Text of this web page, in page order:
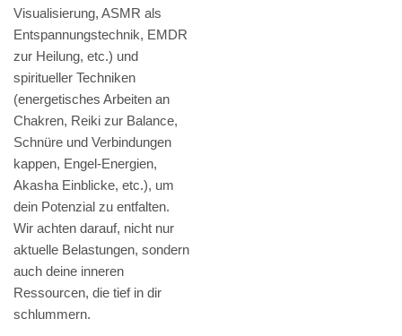
Visualisierung, ASMR als
Entspannungstechnik, EMDR
zur Heilung, etc.) und
spiritueller Techniken
(energetisches Arbeiten an
Chakren, Reiki zur Balance,
Schnüre und Verbindungen
kappen, Engel-Energien,
Akasha Einblicke, etc.), um
dein Potenzial zu entfalten.
Wir achten darauf, nicht nur
aktuelle Belastungen, sondern
auch deine inneren
Ressourcen, die tief in dir
schlummern.